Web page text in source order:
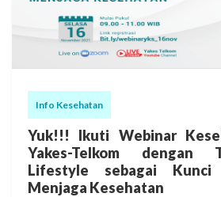
Info Kesehatan
Yuk!!! Ikuti Webinar
Yakes-Telkom dengan
Lifestyle sebagai Kunci
Menjaga Kesehatan